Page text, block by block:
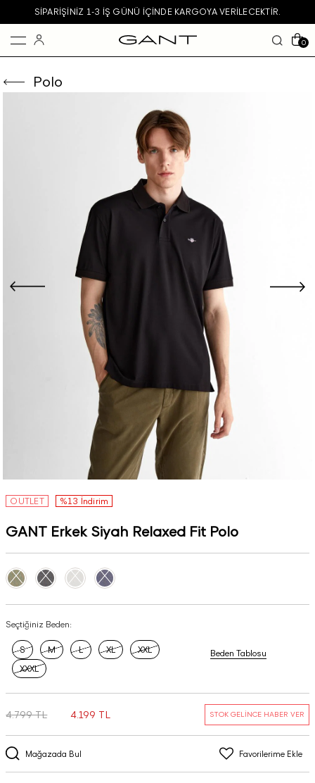
SIPARIŞINIZ 1-3 IŞ GÜNÜ IÇINDE KARGOYA VERILECEKTIR.
0
Polo
OUTLET %13 İndirim
GANT Erkek Siyah Relaxed Fit Polo
Seçtiğiniz Beden:
S M L XL
XXL
XXXL
Beden Tablosu
Mağazada Bul Favorilerime Ekle
4.799 TL 4.199 TL STOK GELİNCE HABER VER